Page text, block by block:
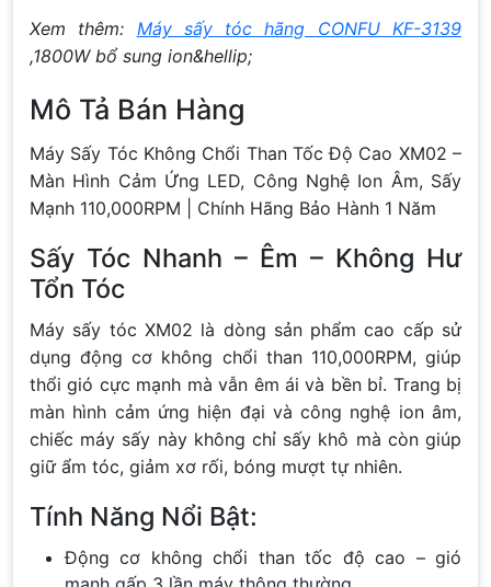
Xem thêm: Máy sấy tóc hãng CONFU KF-3139
,1800W bổ sung ion&hellip;
Mô Tả Bán Hàng
Máy Sấy Tóc Không Chổi Than Tốc Độ Cao XM02 –
Màn Hình Cảm Ứng LED, Công Nghệ Ion Âm, Sấy
Mạnh 110,000RPM | Chính Hãng Bảo Hành 1 Năm
Sấy Tóc Nhanh – Êm – Không Hư
Tổn Tóc
Máy sấy tóc XM02 là dòng sản phẩm cao cấp sử
dụng động cơ không chổi than 110,000RPM, giúp
thổi gió cực mạnh mà vẫn êm ái và bền bỉ. Trang bị
màn hình cảm ứng hiện đại và công nghệ ion âm,
chiếc máy sấy này không chỉ sấy khô mà còn giúp
giữ ẩm tóc, giảm xơ rối, bóng mượt tự nhiên.
Tính Năng Nổi Bật:
Động cơ không chổi than tốc độ cao – gió